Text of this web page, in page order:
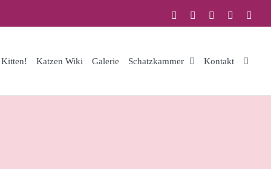
FacebookInstagramYouTube
Email
Katzen Wiki Galerie Schatzkammer Kontakt